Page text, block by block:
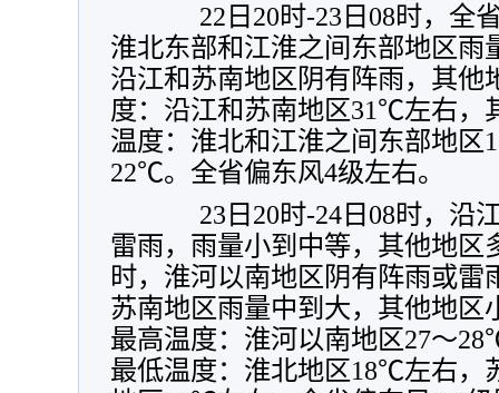
22日20时-23日08时，全
淮北东部和江淮之间东部地区雨
沿江和苏南地区阴有阵雨，其他
度：沿江和苏南地区31℃左右，
温度：淮北和江淮之间东部地
22℃。全省偏东风4级左右。
23日20时-24日08时，沿
雷雨，雨量小到中等，其他地区
时，淮河以南地区阴有阵雨或雷
苏南地区雨量中到大，其他地区
最高温度：淮河以南地区27～
最低温度：淮北地区18℃左右，